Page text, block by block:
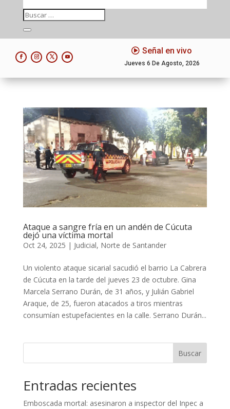
Señal en vivo
Jueves 6 De Agosto, 2026
Ataque a sangre fría en un andén de Cúcuta
dejó una víctima mortal
Oct 24, 2025 | Judicial, Norte de Santander
Un violento ataque sicarial sacudió el barrio La Cabrera
de Cúcuta en la tarde del jueves 23 de octubre. Gina
Marcela Serrano Durán, de 31 años, y Julián Gabriel
Araque, de 25, fueron atacados a tiros mientras
consumían estupefacientes en la calle. Serrano Durán...
Buscar
Entradas recientes
Emboscada mortal: asesinaron a inspector del Inpec a